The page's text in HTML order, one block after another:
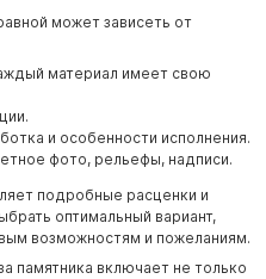
может зависеть от
материал имеет свою
и особенности исполнения.
фото, рельефы, надписи.
подробные расценки и
оптимальный вариант,
возможностям и пожеланиям.
памятника включает не только